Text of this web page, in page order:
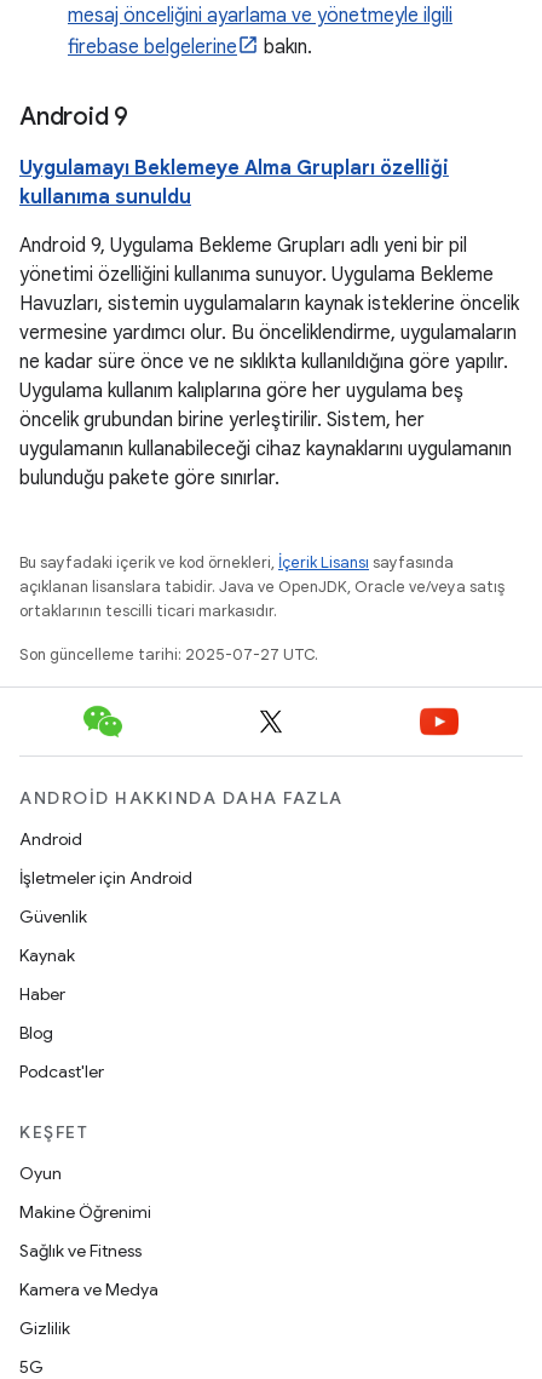
mesaj önceliğini ayarlama ve yönetmeyle ilgili
firebase belgelerine
bakın.
Android 9
Uygulamayı Beklemeye Alma Grupları özelliği
kullanıma sunuldu
Android 9, Uygulama Bekleme Grupları adlı yeni bir pil
yönetimi özelliğini kullanıma sunuyor. Uygulama Bekleme
Havuzları, sistemin uygulamaların kaynak isteklerine öncelik
vermesine yardımcı olur. Bu önceliklendirme, uygulamaların
ne kadar süre önce ve ne sıklıkta kullanıldığına göre yapılır.
Uygulama kullanım kalıplarına göre her uygulama beş
öncelik grubundan birine yerleştirilir. Sistem, her
uygulamanın kullanabileceği cihaz kaynaklarını uygulamanın
bulunduğu pakete göre sınırlar.
Bu sayfadaki içerik ve kod örnekleri, İçerik Lisansı sayfasında
açıklanan lisanslara tabidir. Java ve OpenJDK, Oracle ve/veya satış
ortaklarının tescilli ticari markasıdır.
Son güncelleme tarihi: 2025-07-27 UTC.
ANDROID HAKKINDA DAHA FAZLA
Android
İşletmeler için Android
Güvenlik
Kaynak
Haber
Blog
Podcast'ler
KEŞFET
Oyun
Makine Öğrenimi
Sağlık ve Fitness
Kamera ve Medya
Gizlilik
5G